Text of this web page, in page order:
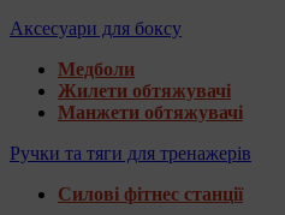
Аксесуари для боксу
Медболи
Жилети обтяжувачі
Манжети обтяжувачі
Ручки та тяги для тренажерів
Силові фітнес станції